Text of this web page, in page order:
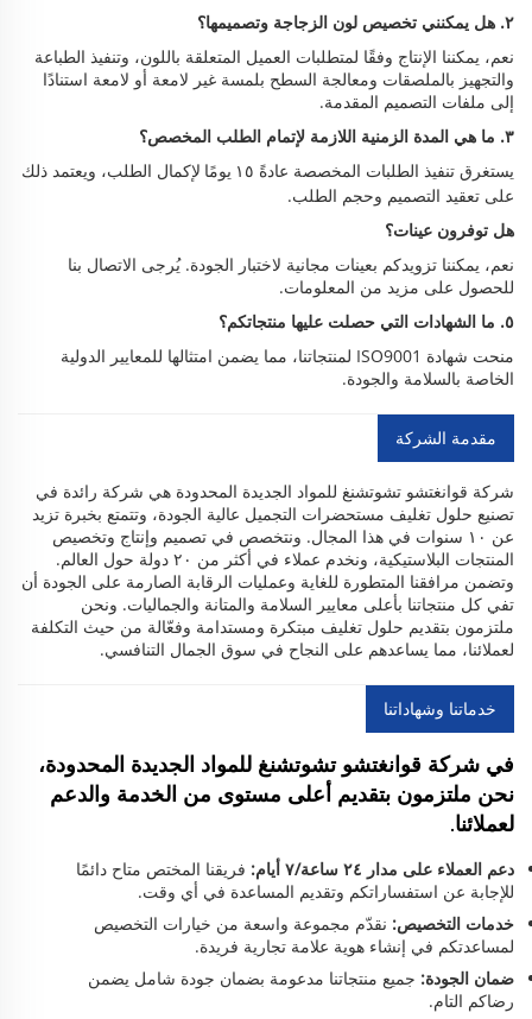
٢. هل يمكنني تخصيص لون الزجاجة وتصميمها؟
نعم، يمكننا الإنتاج وفقًا لمتطلبات العميل المتعلقة باللون، وتنفيذ الطباعة
والتجهيز بالملصقات ومعالجة السطح بلمسة غير لامعة أو لامعة استنادًا
إلى ملفات التصميم المقدمة.
٣. ما هي المدة الزمنية اللازمة لإتمام الطلب المخصص؟
يستغرق تنفيذ الطلبات المخصصة عادةً ١٥ يومًا
لإكمال الطلب، ويعتمد ذلك
على تعقيد التصميم وحجم الطلب.
هل توفرون عينات؟
نعم، يمكننا تزويدكم بعينات مجانية لاختبار الجودة. يُرجى الاتصال بنا
للحصول على مزيد من المعلومات.
٥. ما الشهادات التي حصلت عليها منتجاتكم؟
منحت شهادة ISO9001 لمنتجاتنا، مما يضمن امتثالها للمعايير الدولية
الخاصة بالسلامة والجودة.
مقدمة الشركة
شركة قوانغتشو تشوتشنغ للمواد الجديدة المحدودة هي شركة رائدة في
تصنيع حلول تغليف مستحضرات التجميل عالية الجودة، وتتمتع بخبرة تزيد
عن ١٠ سنوات في هذا المجال. ونتخصص في تصميم وإنتاج وتخصيص
المنتجات البلاستيكية، ونخدم عملاء في أكثر من ٢٠ دولة حول العالم.
وتضمن مرافقنا المتطورة للغاية وعمليات الرقابة الصارمة على الجودة أن
تفي كل منتجاتنا بأعلى معايير السلامة والمتانة والجماليات. ونحن
ملتزمون بتقديم حلول تغليف مبتكرة ومستدامة وفعّالة من حيث التكلفة
لعملائنا، مما يساعدهم على النجاح في سوق الجمال التنافسي.
خدماتنا وشهاداتنا
في شركة قوانغتشو تشوتشنغ للمواد الجديدة المحدودة،
نحن ملتزمون بتقديم أعلى مستوى من الخدمة والدعم
لعملائنا.
دعم العملاء على مدار ٢٤ ساعة/٧ أيام:
فريقنا المختص متاح دائمًا
للإجابة عن استفساراتكم وتقديم المساعدة في أي وقت.
خدمات التخصيص: نقدّم مجموعة واسعة من خيارات التخصيص
لمساعدتكم في إنشاء هوية علامة تجارية فريدة.
ضمان الجودة: جميع منتجاتنا مدعومة بضمان جودة شامل يضمن
رضاكم التام.